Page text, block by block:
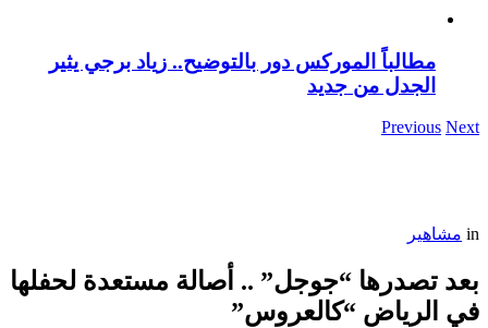
مطالباً الموركس دور بالتوضيح.. زياد برجي يثير
الجدل من جديد
Previous Next
in مشاهير
بعد تصدرها “جوجل” .. أصالة مستعدة لحفلها
في الرياض “كالعروس”